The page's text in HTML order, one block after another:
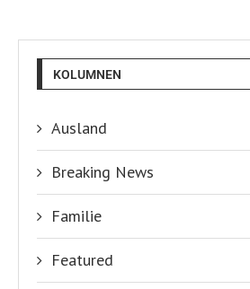
KOLUMNEN
Ausland
Breaking News
Familie
Featured